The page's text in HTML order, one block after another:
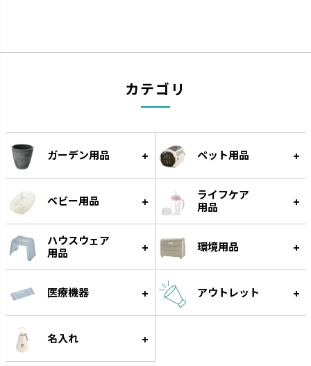
エコル
手作り感のある暖かな風合いで
大容量なのにスリムなじょうろ
です。
グレース
カテゴリ
ガーデン用品 ペット用品
ベビー用品
ライフケア
用品
ハウスウェア
用品
環境用品
医療機器 アウトレット
名入れ